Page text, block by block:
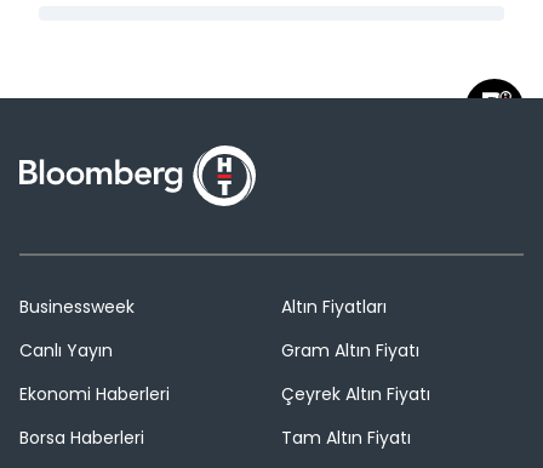
Businessweek
Canlı Yayın
Ekonomi Haberleri
Borsa Haberleri
Altın Fiyatları
Gram Altın Fiyatı
Çeyrek Altın Fiyatı
Tam Altın Fiyatı